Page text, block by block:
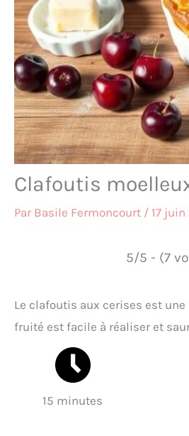
Clafoutis
Par Basile Fermoncourt / 17
5/5 - (7
Le clafoutis aux cerises est
fruité est facile à réaliser et
15 minutes